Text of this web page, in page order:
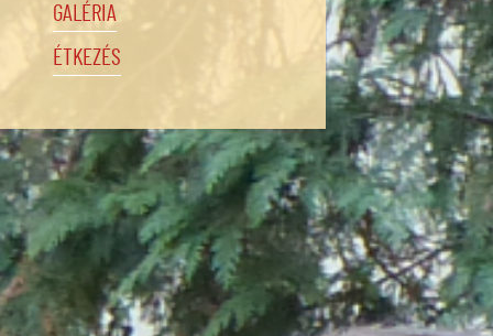
GALÉRIA
ÉTKEZÉS